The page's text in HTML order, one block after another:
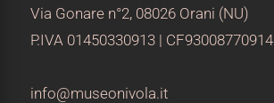
Via Gonare n°2, 08026 Orani (NU)
P.IVA 01450330913 | CF93008770914
info@museonivola.it